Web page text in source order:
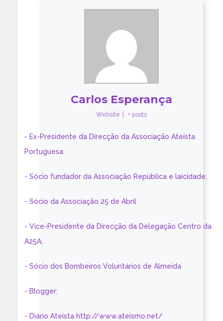
Carlos Esperança
Website + posts
- Ex-Presidente da Direcção da Associação Ateísta
Portuguesa
- Sócio fundador da Associação República e laicidade;
- Sócio da Associação 25 de Abril
- Vice-Presidente da Direcção da Delegação Centro da
A25A;
- Sócio dos Bombeiros Voluntários de Almeida
- Blogger:
- Diário Ateísta http://www.ateismo.net/